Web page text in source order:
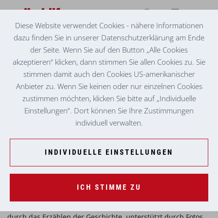
SENIORENZENTRUM LANDL
TECHNOLOGIE TRIFFT MENSCHLICHKEIT -
ROBOTER PEPPER IM SENIORENZENTRUM
LANDL
Stellen Sie sich vor, Sie sind Bewohner:in eines
Pflegewohnheimes. Vor einigen Tagen hatten Sie Besuch von
kuscheligen Alpakas. Sie konnten die Tiere streicheln, füttern,
mit ihnen im Garten spazieren gehen und waren begeistert!
Einige Tage später erleben Sie genau jene Wohlgefühle
erneut – dieses Mal durch eine Geschichte über diesen
Erzähler, sondern ein humanoider Roboter namens Pepper,
der Ihnen die Geschichte erzählt!
Diese Website verwendet Cookies - nähere Informationen
dazu finden Sie in unserer Datenschutzerklärung am Ende
der Seite. Wenn Sie auf den Button „Alle Cookies
akzeptieren“ klicken, dann stimmen Sie allen Cookies zu. Sie
stimmen damit auch den Cookies US-amerikanischer
Anbieter zu. Wenn Sie keinen oder nur einzelnen Cookies
zustimmen möchten, klicken Sie bitte auf „Individuelle
Einstellungen“. Dort können Sie Ihre Zustimmungen
individuell verwalten.
INDIVIDUELLE EINSTELLUNGEN
ICH STIMME ZU